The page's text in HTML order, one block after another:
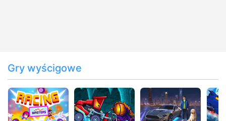
Gry wyścigowe